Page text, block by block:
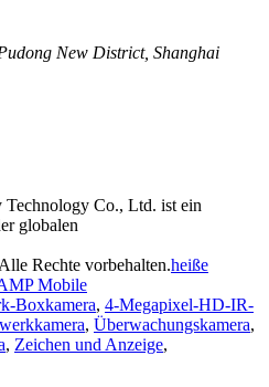
New District, Shanghai
Technology Co., Ltd. ist ein
globalen
Rechte vorbehalten.heiße
Mobile
Boxkamera, 4-Megapixel-HD-IR-
, Überwachungskamera,
, Zeichen und Anzeige,